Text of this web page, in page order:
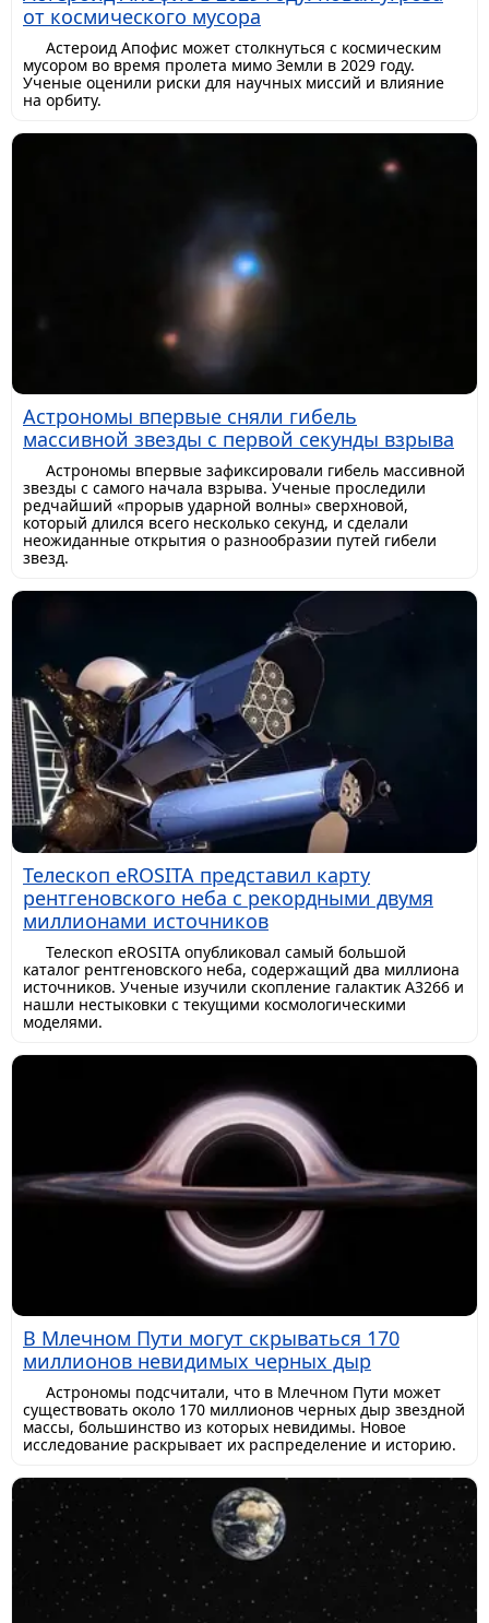
от космического мусора
Астероид Апофис может столкнуться с космическим
мусором во время пролета мимо Земли в 2029 году.
Ученые оценили риски для научных миссий и влияние
на орбиту.
Астрономы впервые сняли гибель
массивной звезды с первой секунды взрыва
Астрономы впервые зафиксировали гибель массивной
звезды с самого начала взрыва. Ученые проследили
редчайший «прорыв ударной волны» сверхновой,
который длился всего несколько секунд, и сделали
неожиданные открытия о разнообразии путей гибели
звезд.
Телескоп eROSITA представил карту
рентгеновского неба с рекордными двумя
миллионами источников
Телескоп eROSITA опубликовал самый большой
каталог рентгеновского неба, содержащий два миллиона
источников. Ученые изучили скопление галактик A3266 и
нашли нестыковки с текущими космологическими
моделями.
В Млечном Пути могут скрываться 170
миллионов невидимых черных дыр
Астрономы подсчитали, что в Млечном Пути может
существовать около 170 миллионов черных дыр звездной
массы, большинство из которых невидимы. Новое
исследование раскрывает их распределение и историю.